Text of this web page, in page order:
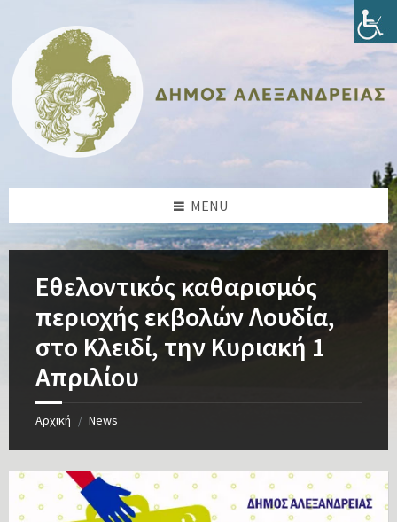
content
sidebar
sidebar
footer
MENU
Εθελοντικός καθαρισμός
περιοχής εκβολών Λουδία,
στο Κλειδί, την Κυριακή 1
Απριλίου
Αρχική / News